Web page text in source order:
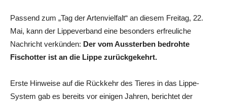
Passend zum „Tag der Artenvielfalt“ an diesem Freitag, 22.
Mai, kann der Lippeverband eine besonders erfreuliche
Nachricht verkünden: Der vom Aussterben bedrohte
Fischotter ist an die Lippe zurückgekehrt.
Erste Hinweise auf die Rückkehr des Tieres in das Lippe-
System gab es bereits vor einigen Jahren, berichtet der